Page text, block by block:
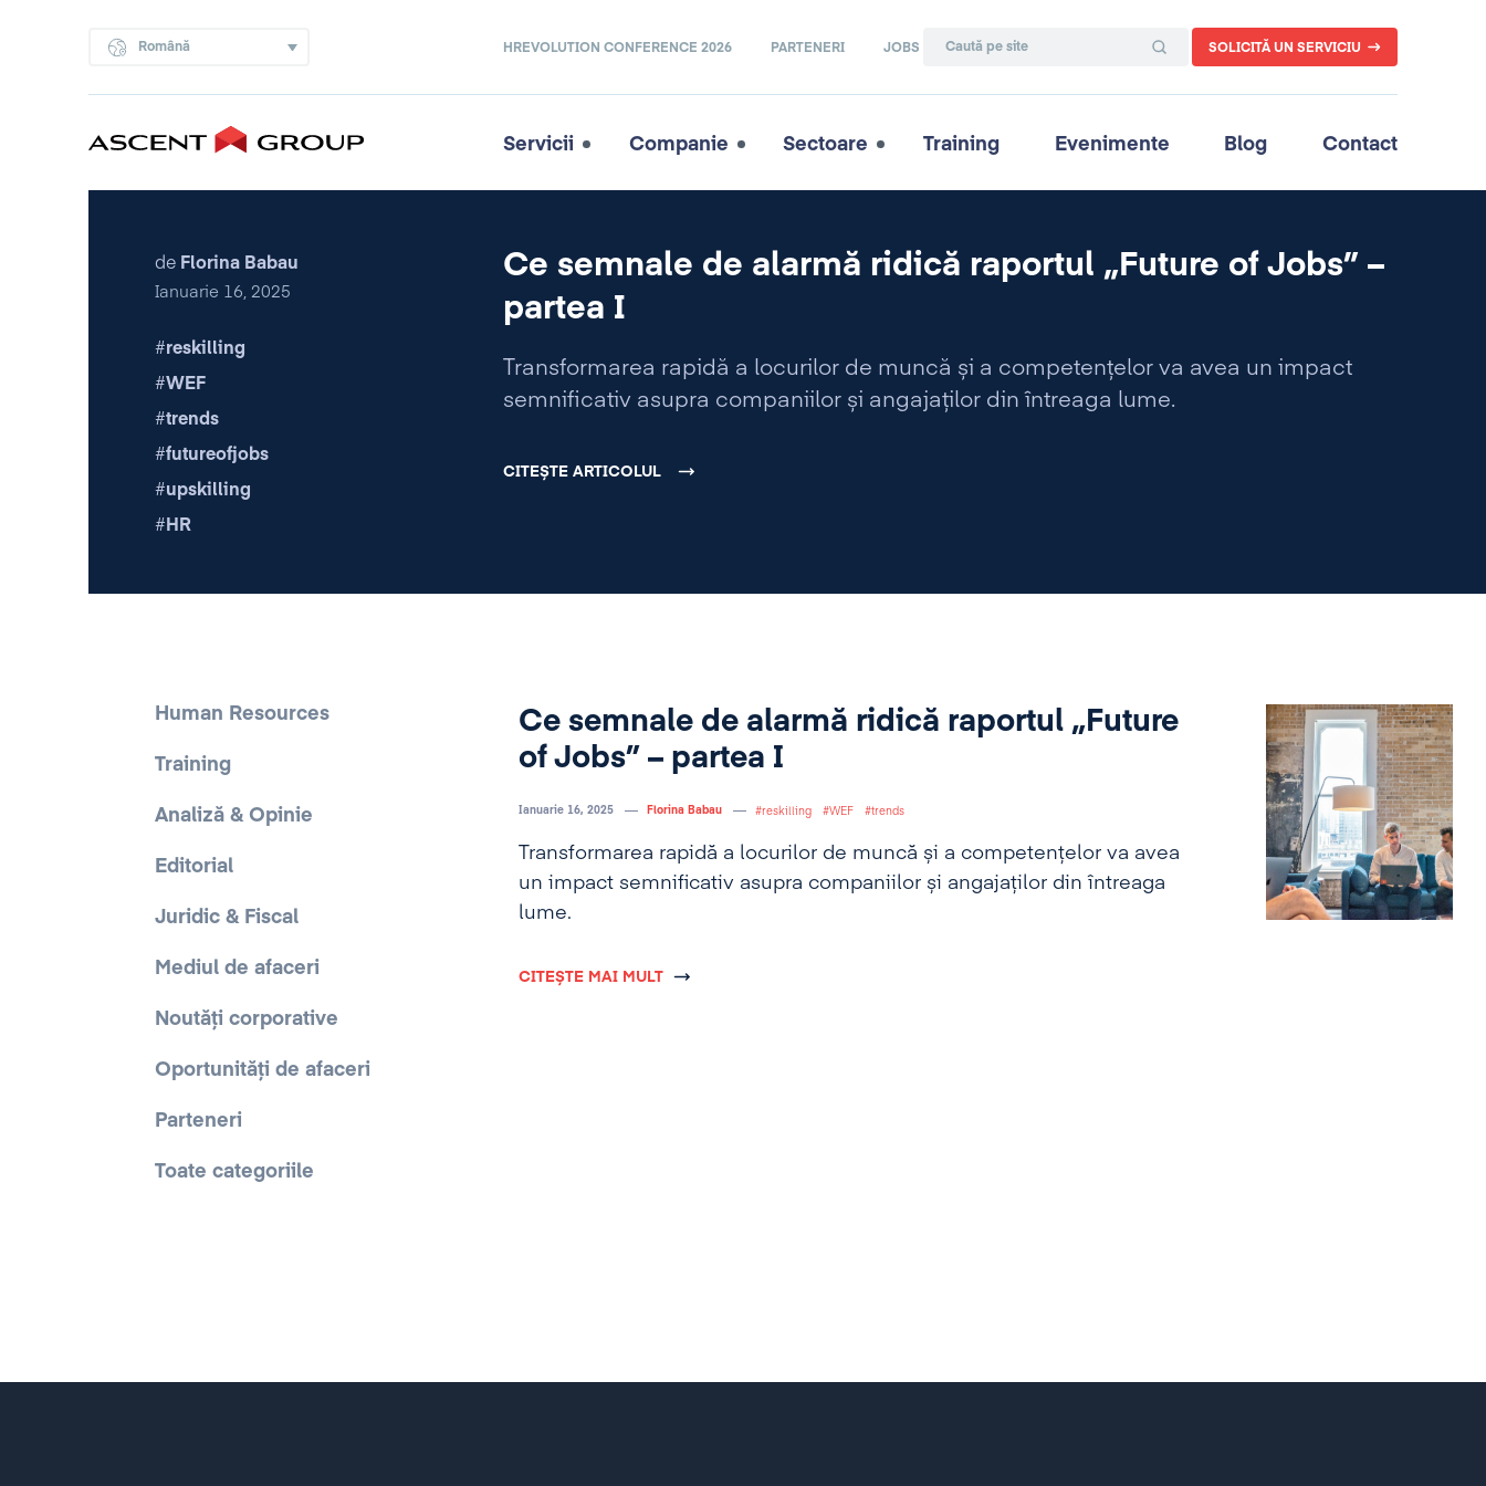
Română HREVOLUTION CONFERENCE 2026 PARTENERI JOBS SOLICITĂ UN SERVICIU
Servicii Companie Sectoare Training Evenimente Blog Contact
de Florina Babau
Ianuarie 16, 2025
reskilling
WEF
trends
futureofjobs
upskilling
HR
Ce semnale de alarmă ridică raportul „Future of Jobs” –
partea I
Transformarea rapidă a locurilor de muncă și a competențelor va avea un impact
semnificativ asupra companiilor și angajaților din întreaga lume.
CITEȘTE ARTICOLUL
Human Resources
Training
Analiză & Opinie
Editorial
Juridic & Fiscal
Mediul de afaceri
Noutăți corporative
Oportunități de afaceri
Parteneri
Toate categoriile
Ce semnale de alarmă ridică raportul „Future
of Jobs” – partea I
Ianuarie 16, 2025 Florina Babau reskilling WEF trends
Transformarea rapidă a locurilor de muncă și a competențelor va avea
un impact semnificativ asupra companiilor și angajaților din întreaga
lume.
CITEȘTE MAI MULT